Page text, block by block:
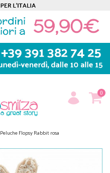
0
Peluche Flopsy Rabbit rosa